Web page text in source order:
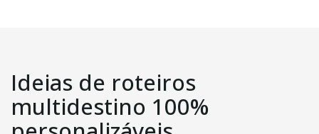
Ideias de roteiros
multidestino 100%